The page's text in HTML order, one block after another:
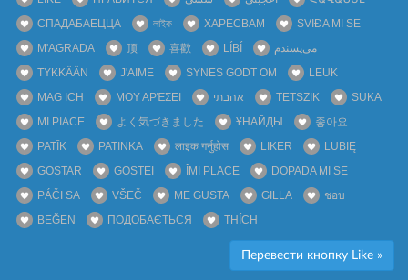
СПАДАБАЕЦЦА
লাইক ХАРЕСВАМ
SVIĐA MI SE
M'AGRADA
顶 喜歡 LÍBÍ
می‌پسندم
TYKKÄÄN
J'AIME SYNES GODT OM
LEUK
MAG ICH
ΜΟΥ ΑΡΈΣΕΙ אהבתי TETSZIK
SUKA
MI PIACE
よく気づきました ҰНАЙДЫ
좋아요
PATĪK
PATINKA लाइक गर्नुहोस LIKER
LUBIĘ
GOSTAR
GOSTEI ÎMI PLACE
DOPADA MI SE
PÁČI SA
VŠEČ ME GUSTA GILLA
ชอบ
BEĞEN
ПОДОБАЄТЬСЯ THÍCH
Перевести кнопку Like »